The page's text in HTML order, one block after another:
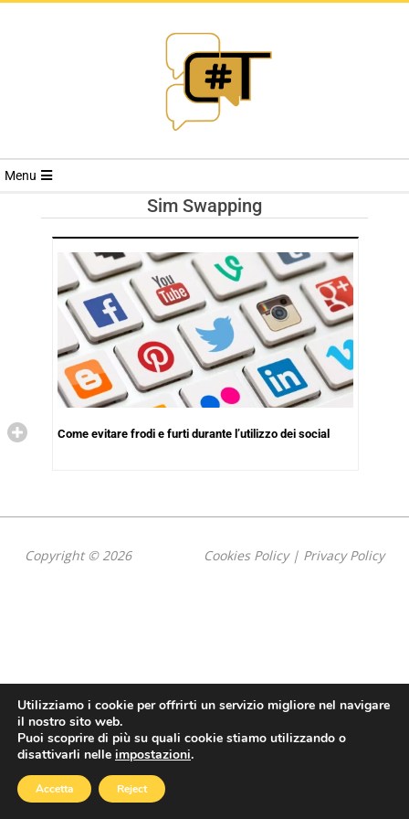
RIVISTA
TRENDS
Menu
Sim Swapping
Come evitare frodi e furti durante l’utilizzo dei social
Copyright © 2026 Cookies Policy| Privacy Policy
Utilizziamo i cookie per offrirti un servizio migliore nel navigare
il nostro sito web.
Puoi scoprire di più su quali cookie stiamo utilizzando o
disattivarli nelle impostazioni.
Accetta Reject